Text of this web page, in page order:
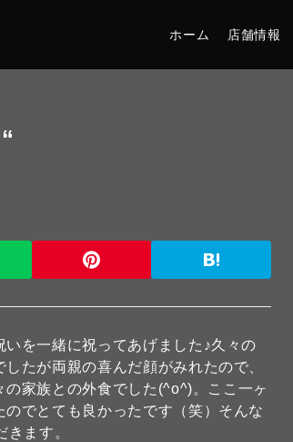
ホーム 店舗情報
を一緒に祝ってあげました♪久々の
たが両親の喜んだ顔がみれたので、
家族との外食でした(^o^)。ここ一ヶ
でとても良かったです（笑）そんな
ます。